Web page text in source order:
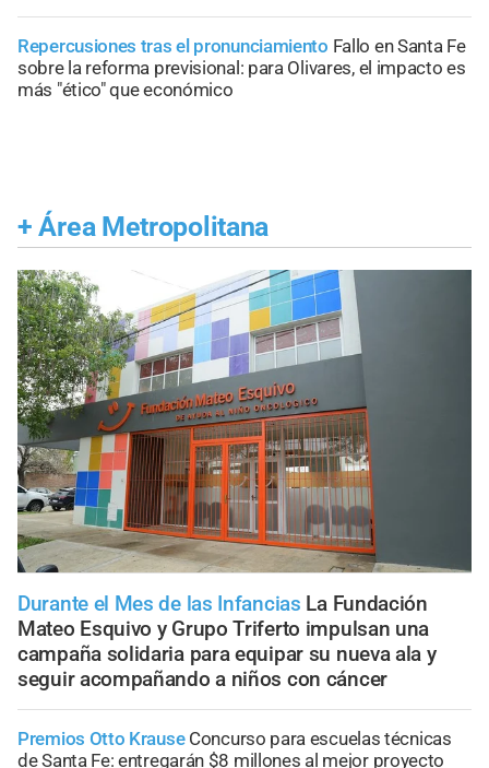
Repercusiones tras el pronunciamiento Fallo en Santa Fe
sobre la reforma previsional: para Olivares, el impacto es
más "ético" que económico
+ Área Metropolitana
Durante el Mes de las Infancias La Fundación
Mateo Esquivo y Grupo Triferto impulsan una
campaña solidaria para equipar su nueva ala y
seguir acompañando a niños con cáncer
Premios Otto Krause Concurso para escuelas técnicas
de Santa Fe: entregarán $8 millones al mejor proyecto